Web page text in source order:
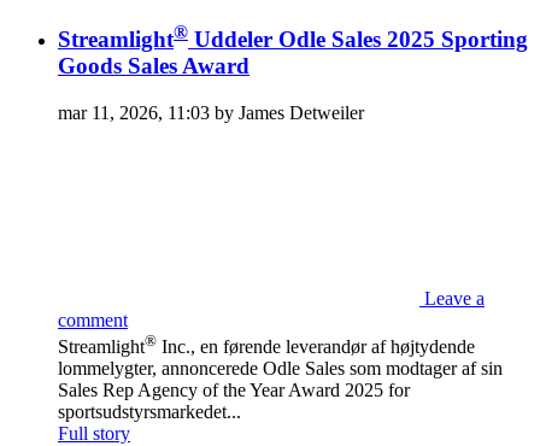
Streamlight® Uddeler Odle Sales 2025 Sporting
Goods Sales Award
mar 11, 2026, 11:03 by James Detweiler
Leave a
comment
Streamlight® Inc., en førende leverandør af højtydende
lommelygter, annoncerede Odle Sales som modtager af sin
Sales Rep Agency of the Year Award 2025 for
sportsudstyrsmarkedet...
Full story